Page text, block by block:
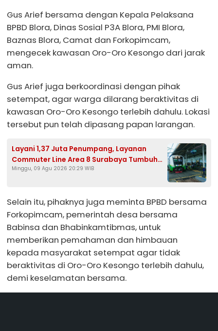
Gus Arief bersama dengan Kepala Pelaksana
BPBD Blora, Dinas Sosial P3A Blora, PMI Blora,
Baznas Blora, Camat dan Forkopimcam,
mengecek kawasan Oro-Oro Kesongo dari jarak
aman.
Gus Arief juga berkoordinasi dengan pihak
setempat, agar warga dilarang beraktivitas di
kawasan Oro-Oro Kesongo terlebih dahulu. Lokasi
tersebut pun telah dipasang papan larangan.
Layani 1,37 Juta Penumpang, Layanan
Commuter Line Area 8 Surabaya Tumbuh
9%
Minggu, 09 Agu 2026 20:29 WIB
Selain itu, pihaknya juga meminta BPBD bersama
Forkopimcam, pemerintah desa bersama
Babinsa dan Bhabinkamtibmas, untuk
memberikan pemahaman dan himbauan
kepada masyarakat setempat agar tidak
beraktivitas di Oro-Oro Kesongo terlebih dahulu,
demi keselamatan bersama.